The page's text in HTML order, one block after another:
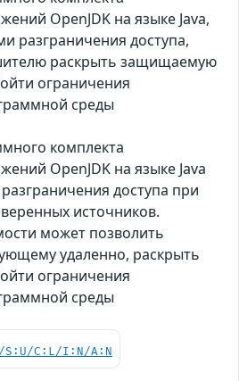
OpenJDK на языке Java,
разграничения доступа,
раскрыть защищаемую
ограничения
среды
комплекта
OpenJDK на языке Java
доступа при
источников.
может позволить
удаленно, раскрыть
ограничения
среды
S:U/C:L/I:N/A:N